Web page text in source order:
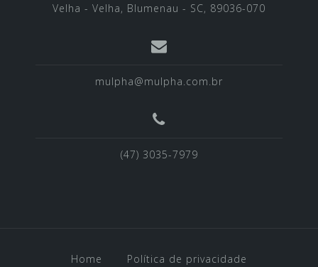
Velha - Velha, Blumenau - SC, 89036-070
mulpha@mulpha.com.br
(47) 3035-7979
Home Política de privacidade